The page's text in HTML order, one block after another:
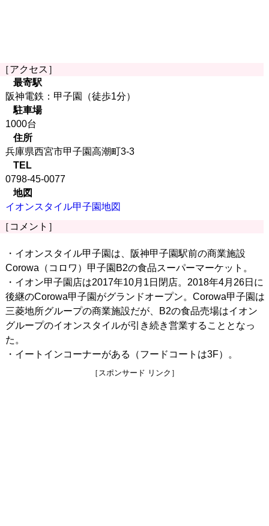
［アクセス］
最寄駅
阪神電鉄：甲子園（徒歩1分）
駐車場
1000台
住所
兵庫県西宮市甲子園高潮町3-3
TEL
0798-45-0077
地図
イオンスタイル甲子園地図
［コメント］
・イオンスタイル甲子園は、阪神甲子園駅前の商業施設
Corowa（コロワ）甲子園B2の食品スーパーマーケット。
・イオン甲子園店は2017年10月1日閉店。2018年4月26日に
後継のCorowa甲子園がグランドオープン。Corowa甲子園は
三菱地所グループの商業施設だが、B2の食品売場はイオン
グループのイオンスタイルが引き続き営業することとなっ
た。
・イートインコーナーがある（フードコートは3F）。
［スポンサード リンク］